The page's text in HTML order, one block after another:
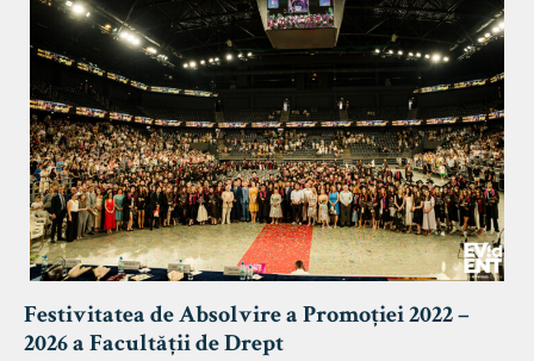
Festivitatea de Absolvire a Promoției 2022 –
2026 a Facultății de Drept